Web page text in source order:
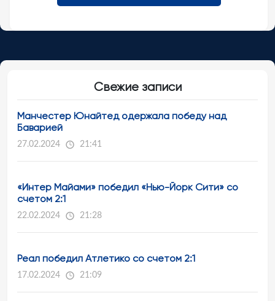
Свежие записи
Манчестер Юнайтед одержала победу над
Баварией
27.02.2024 21:41
«Интер Майами» победил «Нью-Йорк Сити» со
счетом 2:1
22.02.2024 21:28
Реал победил Атлетико со счетом 2:1
17.02.2024 21:09